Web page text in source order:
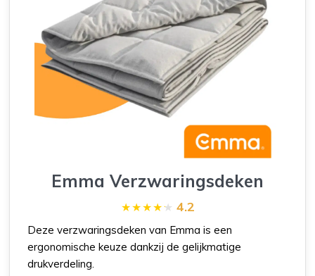
Emma Verzwaringsdeken
4.2
Deze verzwaringsdeken van Emma is een
ergonomische keuze dankzij de gelijkmatige
drukverdeling.